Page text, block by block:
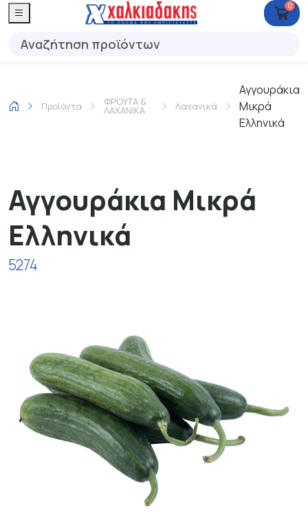
0
Προϊόντα ΦΡΟΥΤΑ &
ΛΑΧΑΝΙΚΑ Λαχανικά
Αγγουράκια
Μικρά
Ελληνικά
Αγγουράκια Μικρά
Ελληνικά
5274